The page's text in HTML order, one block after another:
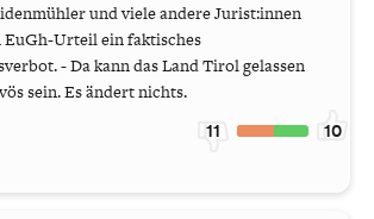
und viele andere Jurist:innen
EuGh-Urteil ein faktisches
- Da kann das Land Tirol gelassen
sein. Es ändert nichts.
11 10